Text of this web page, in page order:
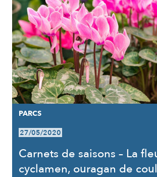
PARCS
27/05/2020
Carnets de saisons – La
cyclamen, ouragan de